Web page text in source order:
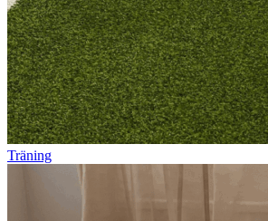
Träning